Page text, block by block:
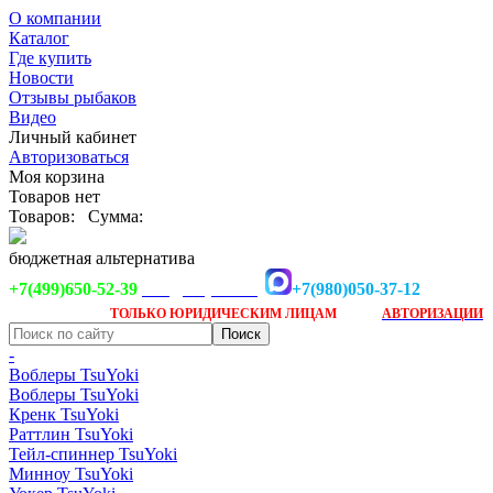
О компании
Каталог
Где купить
Новости
Отзывы рыбаков
Видео
Личный кабинет
Авторизоваться
Моя корзина
Товаров нет
Товаров:
Сумма:
бюджетная альтернатива
+7(499)650-52-39
+7(980)050-37-12
ТОЛЬКО ЮРИДИЧЕСКИМ ЛИЦАМ АВТОРИЗАЦИИ
-
Воблеры TsuYoki
Воблеры TsuYoki
Кренк TsuYoki
Раттлин TsuYoki
Тейл-спиннер TsuYoki
Минноу TsuYoki